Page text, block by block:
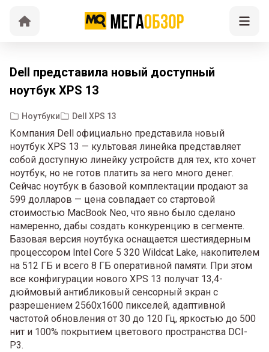
Dell представила новый доступный
ноутбук XPS 13
Ноутбуки Dell XPS 13
Компания Dell официально представила новый
ноутбук XPS 13 — культовая линейка представляет
собой доступную линейку устройств для тех, кто хочет
ноутбук, но не готов платить за него много денег.
Сейчас ноутбук в базовой комплектации продают за
599 долларов — цена совпадает со стартовой
стоимостью MacBook Neo, что явно было сделано
намеренно, дабы создать конкуренцию в сегменте.
Базовая версия ноутбука оснащается шестиядерным
процессором Intel Core 5 320 Wildcat Lake, накопителем
на 512 ГБ и всего 8 ГБ оперативной памяти. При этом
все конфигурации нового XPS 13 получат 13,4-
дюймовый антибликовый сенсорный экран с
разрешением 2560х1600 пикселей, адаптивной
частотой обновления от 30 до 120 Гц, яркостью до 500
нит и 100% покрытием цветового пространства DCI-
P3.